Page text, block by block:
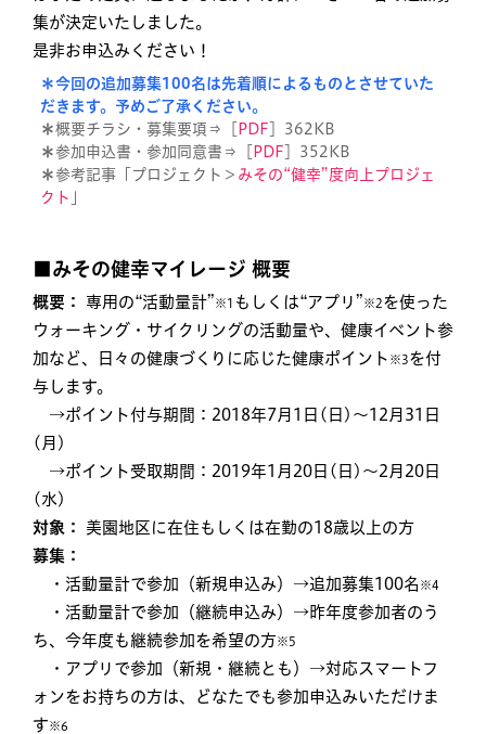
集が決定いたしました。
是非お申込みください！
＊今回の追加募集100名は先着順によるものとさせていた
だきます。予めご了承ください。
＊概要チラシ・募集要項⇒［ PDF ］362KB
＊ 参加申込書・参加同意書⇒［ PDF ］352KB
＊ 参考記事「プロジェクト＞ みその“健幸”度向上プロジェ
クト
■みその健幸マイレージ 概要
概要： 専用の“活動量計”※1 もしくは“アプリ”※2を使った
ウォーキング・サイクリングの活動量や、健康イベント参
加など、日々の健康づくりに応じた健康ポイント ※3を付
与します。
→ポイント付与期間：2018年7月1日(日)～12月31日
(月)
→ポイント受取期間：2019年1月20日(日)～2月20日
(水)
対象：
美園地区に在住もしくは在勤の18歳以上の方
募集：
・活動量計で参加（新規申込み）→追加募集100名 ※4
・活動量計で参加（継続申込み）→昨年度参加者のう
ち、今年度も継続参加を希望の方※5
・アプリで参加（新規・継続とも）→対応スマートフ
ォンをお持ちの方は、どなたでも参加申込みいただけま
す※6